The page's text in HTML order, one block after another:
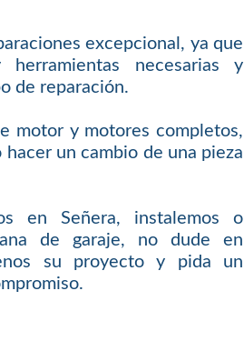
excepcional, ya que
necesarias y
de reparación.
motor y motores completos,
un cambio de una pieza
en Señera, instalemos o
de garaje, no dude en
su proyecto y pida un